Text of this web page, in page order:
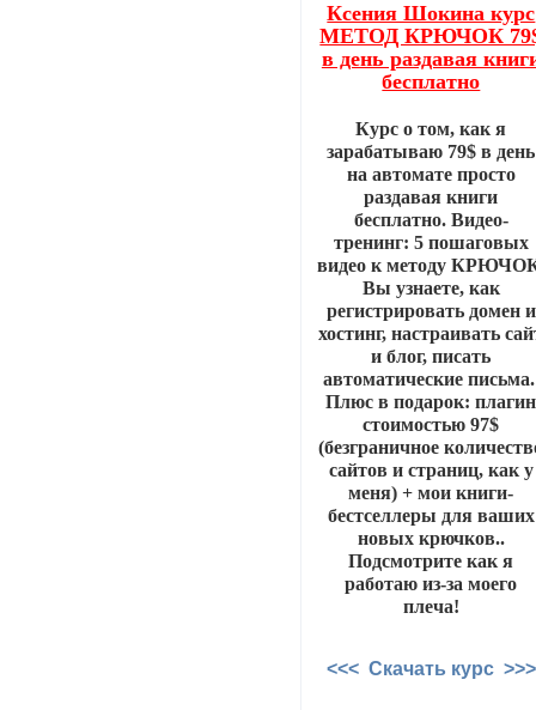
Ксения Шокина курс
МЕТОД КРЮЧОК
в день раздавая
бесплатно
Курс о том, как я
зарабатываю 79$ в день
на автомате просто
раздавая книги
бесплатно. Видео-
тренинг: 5 пошаговых
видео к методу
Вы узнаете, как
регистрировать домен и
хостинг, настраивать
и блог, писать
автоматические
Плюс в подарок: плагин
стоимостью 97$
(безграничное
сайтов и страниц, как у
меня) + мои книги-
бестселлеры для ваших
новых крючков..
Подсмотрите как я
работаю из-за моего
плеча!
<<< Скачать курс >>>